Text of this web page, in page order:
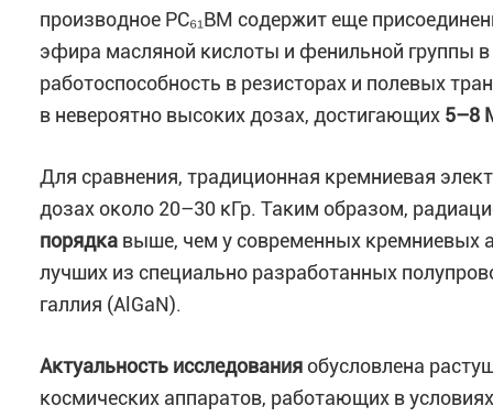
производное PC₆₁BM содержит еще
эфира масляной кислоты и фенильной группы
работоспособность в резисторах и полевых
в невероятно высоких дозах, достигающих 5–8
Для сравнения, традиционная кремниевая
дозах около 20–30 кГр. Таким образом,
порядка выше, чем у современных кремниевых
лучших из специально разработанных
галлия (AlGaN).
Актуальность исследованияобусловлена
космических аппаратов, работающих в